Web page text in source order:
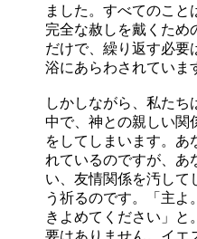
ました。すべてのこと
完全な赦しを戴くため
だけで、繰り返す必要
浴にあらわされていま
しかしながら、私たち
中で、神との親しい関
をしてしまいます。あ
れているのですが、あ
い、友情関係を汚して
う祈るのです。「主よ
きよめてください」と
要はありません。イエ